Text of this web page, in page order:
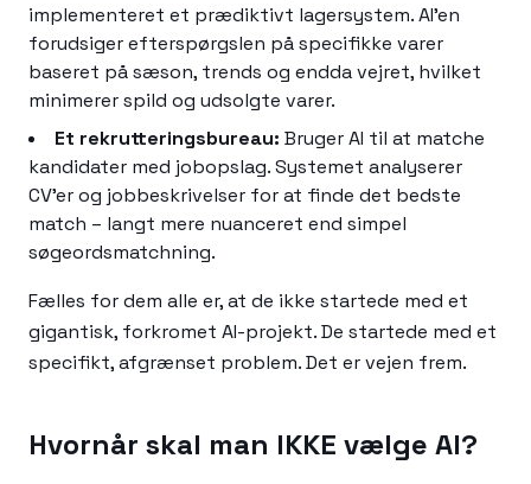
implementeret et prædiktivt lagersystem. AI'en
forudsiger efterspørgslen på specifikke varer
baseret på sæson, trends og endda vejret, hvilket
minimerer spild og udsolgte varer.
Et rekrutteringsbureau: Bruger AI til at matche
kandidater med jobopslag. Systemet analyserer
CV'er og jobbeskrivelser for at finde det bedste
match – langt mere nuanceret end simpel
søgeordsmatchning.
Fælles for dem alle er, at de ikke startede med et
gigantisk, forkromet AI-projekt. De startede med et
specifikt, afgrænset problem. Det er vejen frem.
Hvornår skal man IKKE vælge AI?